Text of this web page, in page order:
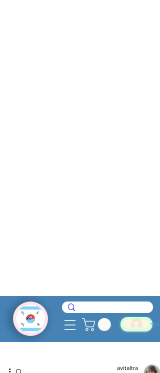
avitaltra